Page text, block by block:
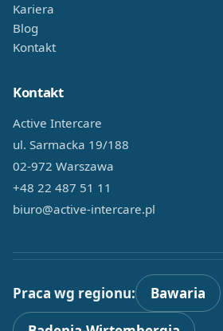
Kariera
Blog
Kontakt
Kontakt
Active Intercare
ul. Sarmacka 19/188
02-972 Warszawa
+48 22 487 51 11
biuro@active-intercare.pl
Praca wg regionu: Bawaria